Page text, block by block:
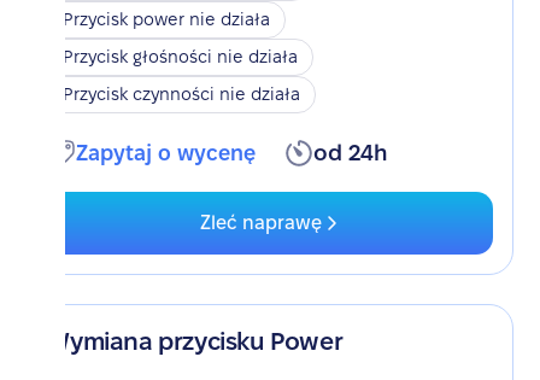
Przycisk power nie działa
Przycisk głośności nie działa
Przycisk czynności nie działa
Zapytaj o wycenę od 24h
Zleć naprawę
Wymiana przycisku Power